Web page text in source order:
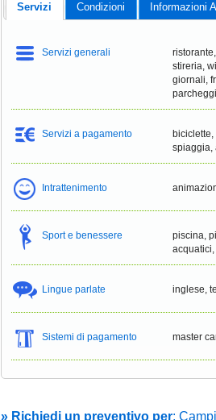
Servizi Condizioni Informazioni
Servizi generali
stireria,
giornali,
Servizi a pagamento
spiaggia,
Intrattenimento
Sport e benessere
piscina,
Lingue parlate inglese,
Sistemi di pagamento master
» Richiedi un preventivo per: